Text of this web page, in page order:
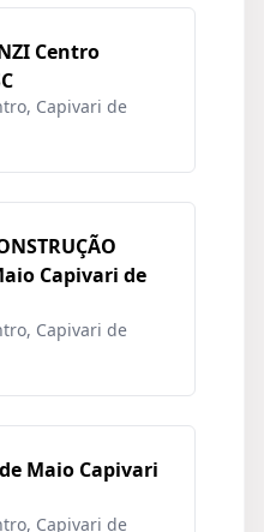
Centro
Capivari de
Capivari de
Capivari de
de Maio Capivari
Capivari de